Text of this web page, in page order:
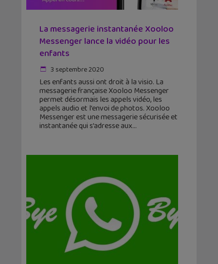
La messagerie instantanée Xooloo
Messenger lance la vidéo pour les
enfants
3 septembre 2020
Les enfants aussi ont droit à la visio. La
messagerie française Xooloo Messenger
permet désormais les appels vidéo, les
appels audio et l’envoi de photos. Xooloo
Messenger est une messagerie sécurisée et
instantanée qui s’adresse aux